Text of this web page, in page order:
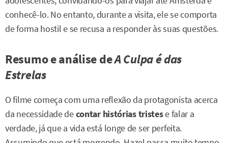
conhecê-lo. No entanto, durante a visita, ele se comporta
de forma hostil e se recusa a responder às suas questões.
Resumo e análise deA Culpa é das
Estrelas
O filme começa com uma reflexão da protagonista acerca
da necessidade decontar histórias tristese falar a
verdade, já que a vida está longe de ser perfeita.